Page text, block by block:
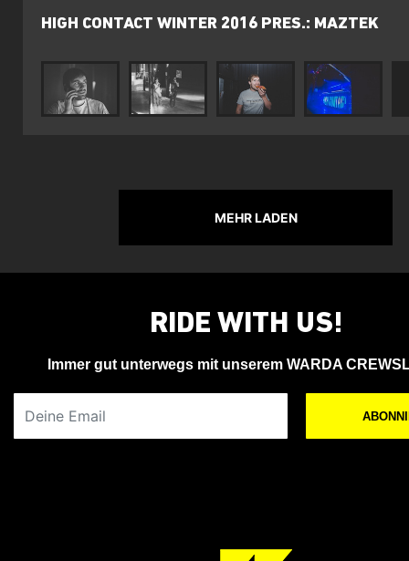
HIGH CONTACT WINTER 2016 PRES.: MAZTEK
MEHR LADEN
RIDE WITH US!
Immer gut unterwegs mit unserem WARDA